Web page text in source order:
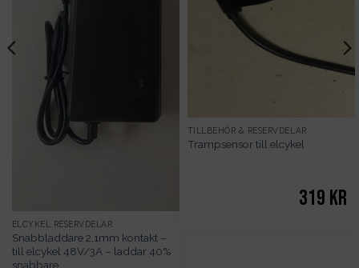
ELCYKEL RESERVDELAR
Snabbladdare 2,1mm kontakt –
till elcykel 48V/3A – laddar 40%
snabbare
TILLBEHÖR & RESERVDELAR
Trampsensor till elcykel
319 kr